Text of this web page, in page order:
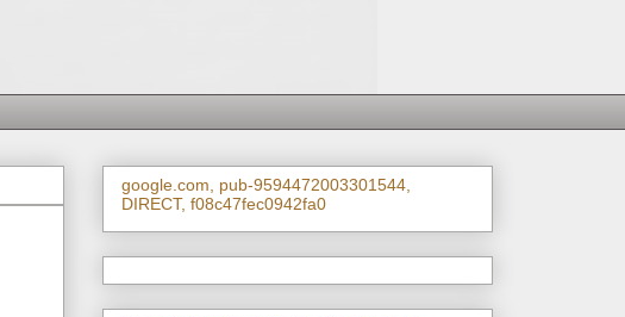
google.com, pub-9594472003301544,
DIRECT, f08c47fec0942fa0